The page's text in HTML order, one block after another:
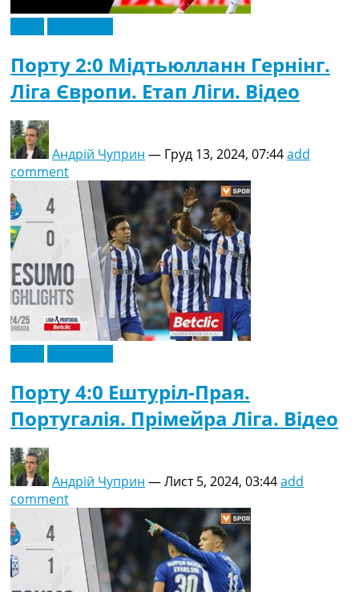
Порту 2:0 Мідтьюлланн Гернінг.
Ліга Європи. Етап Ліги. Відео
Андрій Чуприн — Груд 13, 2024, 07:44add
comment
Порту 4:0 Ештуріл-Прая.
Португалія. Прімейра Ліга. Відео
Андрій Чуприн —Лист 5, 2024, 03:44add
comment